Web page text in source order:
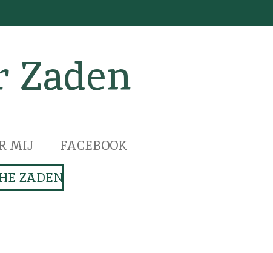
Zaden
MIJ
FACEBOOK
ZADEN